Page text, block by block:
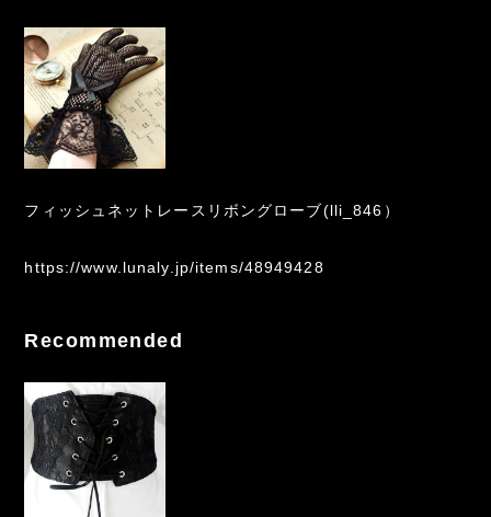
フィッシュネットレースリボングローブ(lli_846）
https://www.lunaly.jp/items/48949428
Recommended